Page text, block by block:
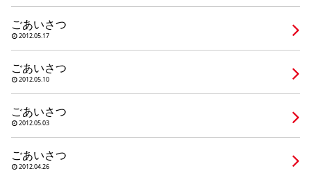
家づくりの知識
ごあいさつ
2012.05.17
ごあいさつ
2012.05.10
ごあいさつ
2012.05.03
ごあいさつ
2012.04.26